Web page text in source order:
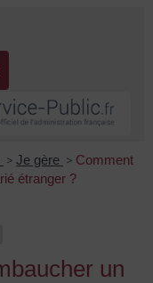
> Je gère > Comment
étranger ?
un